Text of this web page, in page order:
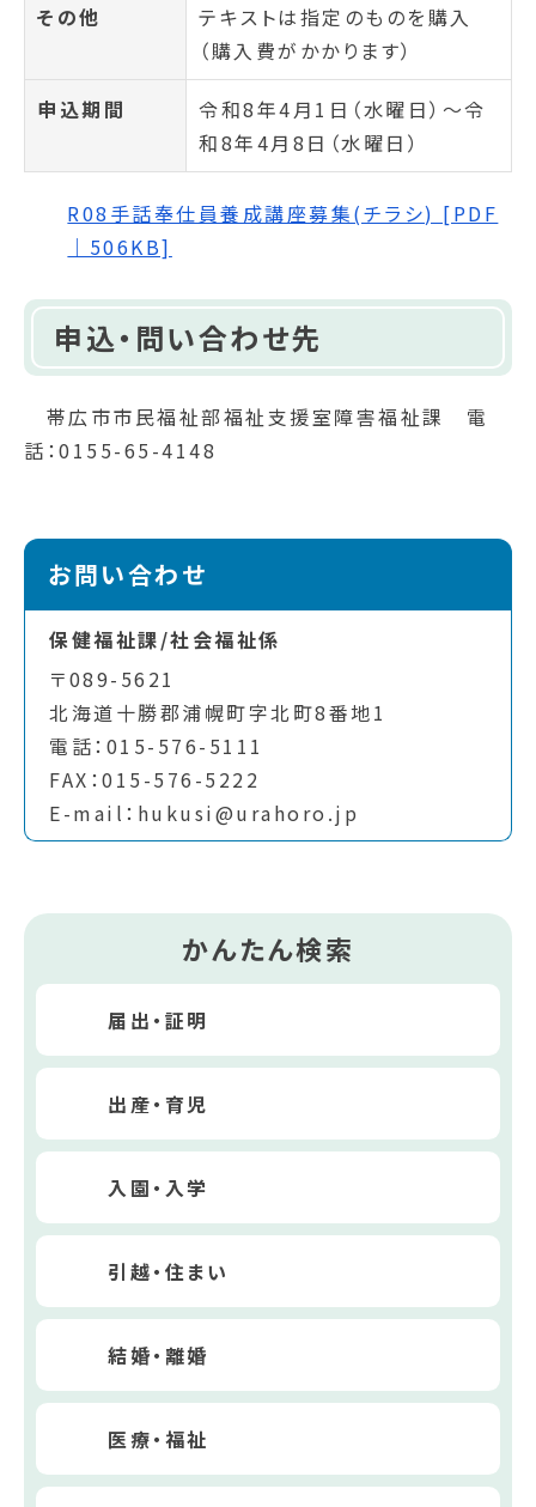
その他
テキストは指定のものを購入
（購入費がかかります）
申込期間
令和8年4月1日（水曜日）～令
和8年4月8日（水曜日）
R08手話奉仕員養成講座募集(チラシ) [PDF
｜506KB]
申込・問い合わせ先
帯広市市民福祉部福祉支援室障害福祉課 電
話：0155-65-4148
お問い合わせ
保健福祉課/社会福祉係
〒089-5621
北海道十勝郡浦幌町字北町8番地1
電話：015-576-5111
FAX：015-576-5222
E-mail：hukusi@urahoro.jp
かんたん検索
届出・証明
出産・育児
入園・入学
引越・住まい
結婚・離婚
医療・福祉